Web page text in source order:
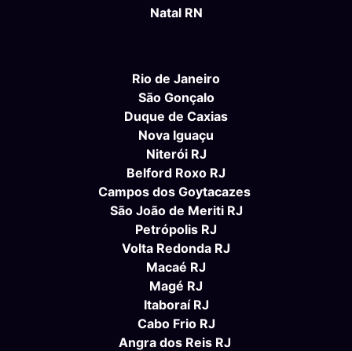
Natal RN
Rio de Janeiro
São Gonçalo
Duque de Caxias
Nova Iguaçu
Niterói RJ
Belford Roxo RJ
Campos dos Goytacazes
São João de Meriti RJ
Petrópolis RJ
Volta Redonda RJ
Macaé RJ
Magé RJ
Itaboraí RJ
Cabo Frio RJ
Angra dos Reis RJ